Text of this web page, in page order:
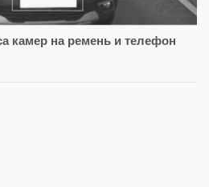
камер на ремень и телефон